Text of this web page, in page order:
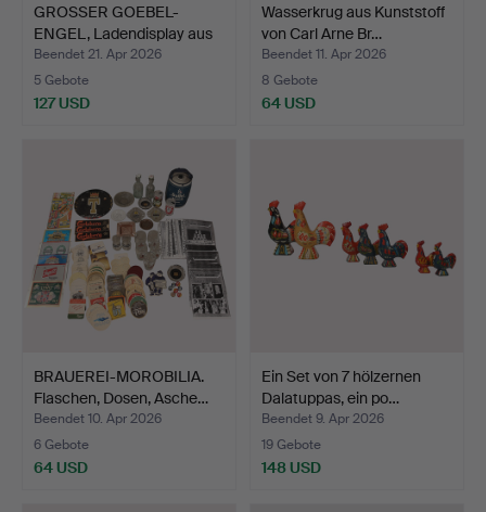
GROSSER GOEBEL-
ENGEL, Ladendisplay aus
Pap…
Beendet 21. Apr 2026
5 Gebote
127 USD
Wasserkrug aus Kunststoff
von Carl Arne Br…
Beendet 11. Apr 2026
8 Gebote
64 USD
BRAUEREI-MOROBILIA.
Flaschen, Dosen, Asche…
Beendet 10. Apr 2026
6 Gebote
64 USD
Ein Set von 7 hölzernen
Dalatuppas, ein po…
Beendet 9. Apr 2026
19 Gebote
148 USD